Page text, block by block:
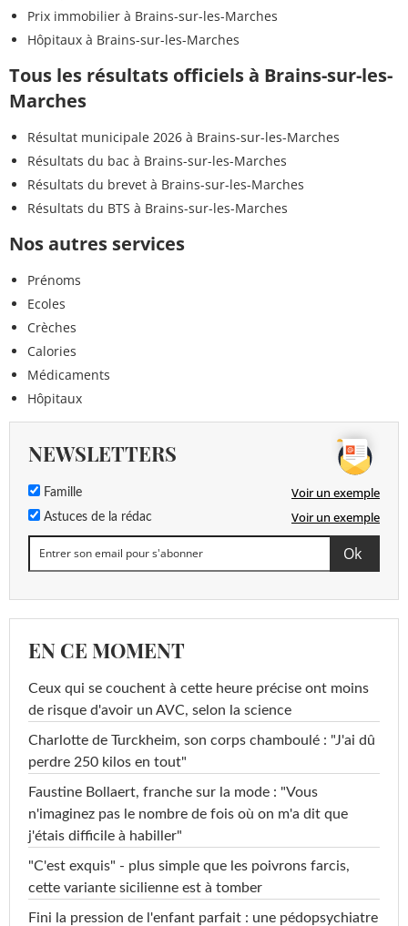
Prix immobilier à Brains-sur-les-Marches
Hôpitaux à Brains-sur-les-Marches
Tous les résultats officiels à Brains-sur-les-
Marches
Résultat municipale 2026 à Brains-sur-les-Marches
Résultats du bac à Brains-sur-les-Marches
Résultats du brevet à Brains-sur-les-Marches
Résultats du BTS à Brains-sur-les-Marches
Nos autres services
Prénoms
Ecoles
Crèches
Calories
Médicaments
Hôpitaux
NEWSLETTERS
Famille Voir un exemple
Astuces de la rédac Voir un exemple
EN CE MOMENT
Ceux qui se couchent à cette heure précise ont moins
de risque d'avoir un AVC, selon la science
Charlotte de Turckheim, son corps chamboulé : "J'ai dû
perdre 250 kilos en tout"
Faustine Bollaert, franche sur la mode : "Vous
n'imaginez pas le nombre de fois où on m'a dit que
j'étais difficile à habiller"
"C'est exquis" - plus simple que les poivrons farcis,
cette variante sicilienne est à tomber
Fini la pression de l'enfant parfait : une pédopsychiatre